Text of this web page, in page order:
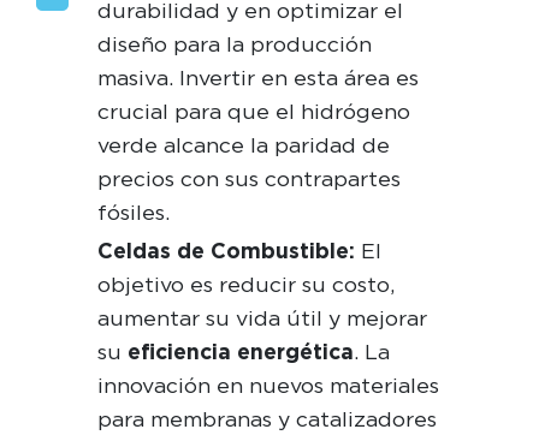
durabilidad y en optimizar el
diseño para la producción
masiva. Invertir en esta área es
crucial para que el hidrógeno
verde alcance la paridad de
precios con sus contrapartes
fósiles.
Celdas de Combustible: El
objetivo es reducir su costo,
aumentar su vida útil y mejorar
su eficiencia energética. La
innovación en nuevos materiales
para membranas y catalizadores